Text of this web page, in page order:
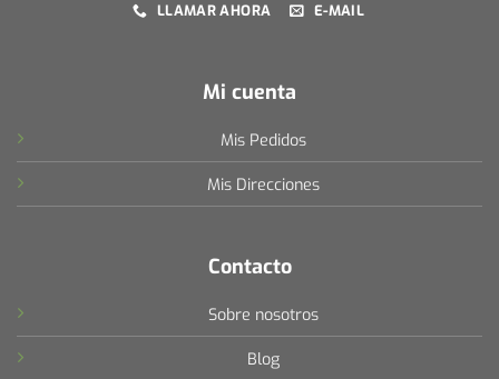
LLAMAR AHORA E-MAIL
Mi cuenta
Mis Pedidos
Mis Direcciones
Contacto
Sobre nosotros
Blog